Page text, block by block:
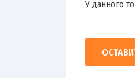
У данного